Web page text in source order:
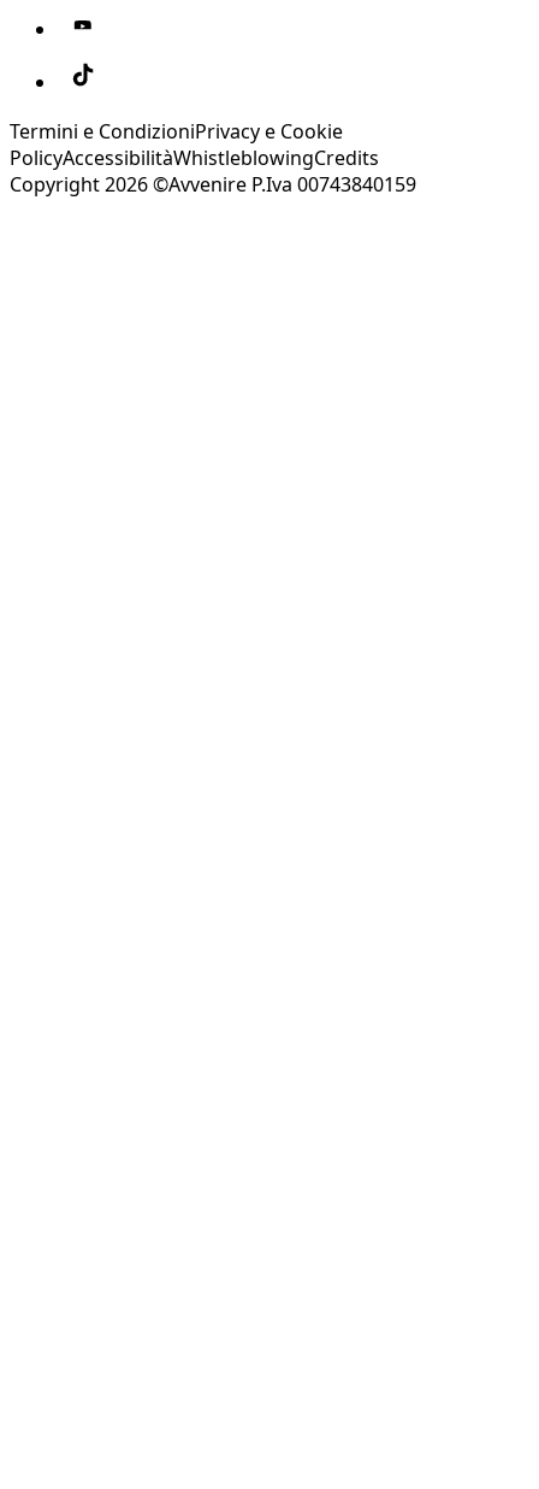
Termini e CondizioniPrivacy e Cookie
PolicyAccessibilitàWhistleblowingCredits
Copyright 2026 ©Avvenire P.Iva 00743840159